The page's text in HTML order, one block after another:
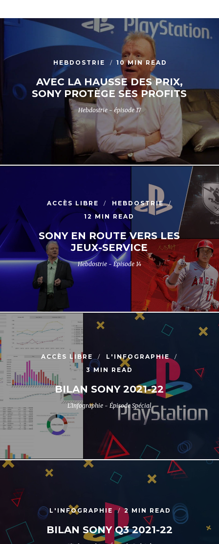
HEBDOSTRIE 10 MIN READ
AVEC LA HAUSSE DES PRIX,
SONY PROTÈGE SES PROFITS
Hebdostrie - épisode 17
ACCÈS LIBRE
HEBDOSTRIE
12 MIN READ
SONY EN ROUTE VERS LES
JEUX-SERVICE
Hebdostrie - Épisode 14
ACCÈS LIBRE
L'INFOGRAPHIE
3 MIN READ
BILAN SONY 2021-22
L'Infographie - Épisode Spécial
L'INFOGRAPHIE 2 MIN READ
BILAN SONY Q3 2021-22